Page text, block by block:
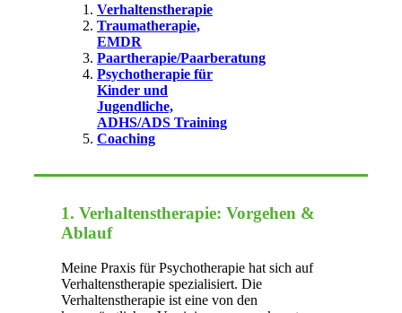
Verhaltenstherapie
Traumatherapie,
EMDR
Paartherapie/Paarberatung
Psychotherapie für
Kinder und
Jugendliche,
ADHS/ADS Training
Coaching
1. Verhaltenstherapie: Vorgehen &
Ablauf
Meine Praxis für Psychotherapie hat sich auf
Verhaltenstherapie spezialisiert. Die
Verhaltenstherapie ist eine von den